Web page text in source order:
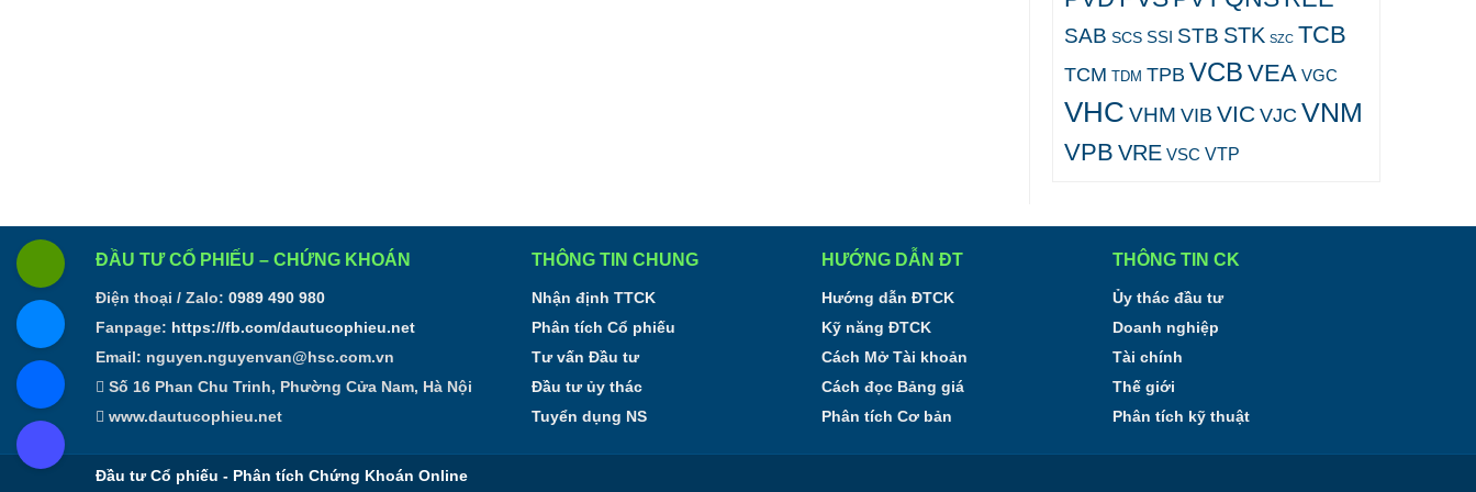
SAB SCS SSI STB STK SZC TCB
TCM TDM TPB VCB VEA VGC
VHC VHM VIB VICVJC VNM
VPB VRE VSC VTP
ĐẦU TƯ CỔ PHIẾU – CHỨNG KHOÁN
Điện thoại / Zalo: 0989 490 980
Fanpage: https://fb.com/dautucophieu.net
Email: nguyen.nguyenvan@hsc.com.vn
Số 16 Phan Chu Trinh, Phường Cửa Nam, Hà Nội
www.dautucophieu.net
THÔNG TIN CHUNG
Nhận định TTCK
Phân tích Cổ phiếu
Tư vấn Đầu tư
Đầu tư ủy thác
Tuyển dụng NS
HƯỚNG DẪN ĐT
Hướng dẫn ĐTCK
Kỹ năng ĐTCK
Cách Mở Tài khoản
Cách đọc Bảng giá
Phân tích Cơ bản
THÔNG TIN CK
Ủy thác đầu tư
Doanh nghiệp
Tài chính
Thế giới
Phân tích kỹ thuật
Đầu tư Cổ phiếu - Phân tích Chứng Khoán Online